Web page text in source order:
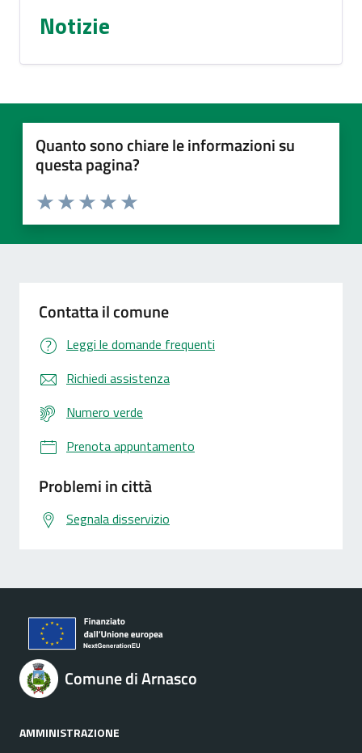
Notizie
Quanto sono chiare le informazioni su
questa pagina?
Valuta 5 stelle su 5
Valuta 4 stelle su 5
Valuta 3 stelle su 5
Valuta 2 stelle su 5
Valuta 1 stelle su 5
Contatta il comune
Leggi le domande frequenti
Richiedi assistenza
Numero verde
Prenota appuntamento
Problemi in città
Segnala disservizio
Comune di Arnasco
AMMINISTRAZIONE